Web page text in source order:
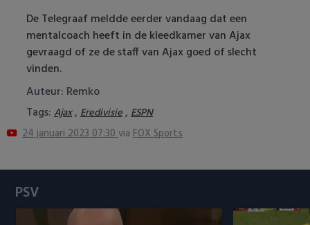
FC Utrecht
Feyenoord
NAC Breda
PEC Zwolle
PSV
Champions League
Europa League
De Telegraaf meldde eerder vandaag dat een
mentalcoach heeft in de kleedkamer van Ajax
gevraagd of ze de staff van Ajax goed of slecht
vinden.
Auteur: Remko
Tags: Ajax, Eredivisie, ESPN
24 januari 2023 07:30via FOX Sports
PSV